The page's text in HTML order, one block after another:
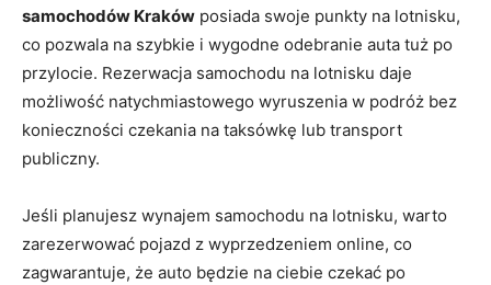
samochodów Kraków posiada swoje punkty na lotnisku,
co pozwala na szybkie i wygodne odebranie auta tuż po
przylocie. Rezerwacja samochodu na lotnisku daje
możliwość natychmiastowego wyruszenia w podróż bez
konieczności czekania na taksówkę lub transport
publiczny.
Jeśli planujesz wynajem samochodu na lotnisku, warto
zarezerwować pojazd z wyprzedzeniem online, co
zagwarantuje, że auto będzie na ciebie czekać po